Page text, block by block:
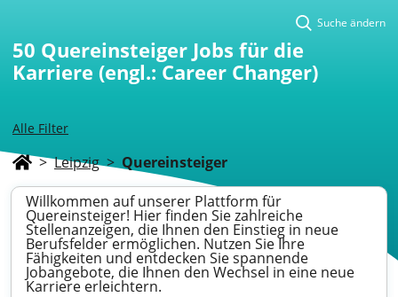
Alle Filter
Suche ändern
50 Quereinsteiger Jobs für die
Karriere (engl.: Career Changer)
> Leipzig > Quereinsteiger
Willkommen auf unserer Plattform für
Quereinsteiger! Hier finden Sie zahlreiche
Stellenanzeigen, die Ihnen den Einstieg in neue
Berufsfelder ermöglichen. Nutzen Sie Ihre
Fähigkeiten und entdecken Sie spannende
Jobangebote, die Ihnen den Wechsel in eine neue
Karriere erleichtern.